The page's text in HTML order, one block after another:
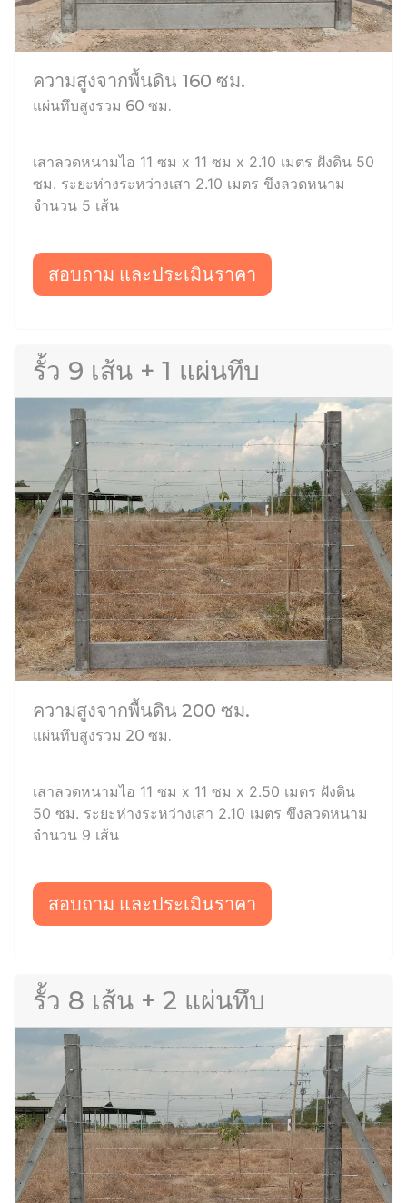
ความสูงจากพื้นดิน 160 ซม.
แผ่นทึบสูงรวม 60 ซม.
เสาลวดหนามไอ 11 ซม x 11 ซม x 2.10 เมตร ฝังดิน 50
ซม. ระยะห่างระหว่างเสา 2.10 เมตร ขึงลวดหนาม
จำนวน 5 เส้น
สอบถาม และประเมินราคา
รั้ว 9 เส้น + 1 แผ่นทึบ
ความสูงจากพื้นดิน 200 ซม.
แผ่นทึบสูงรวม 20 ซม.
เสาลวดหนามไอ 11 ซม x 11 ซม x 2.50 เมตร ฝังดิน
50 ซม. ระยะห่างระหว่างเสา 2.10 เมตร ขึงลวดหนาม
จำนวน 9 เส้น
สอบถาม และประเมินราคา
รั้ว 8 เส้น + 2 แผ่นทึบ